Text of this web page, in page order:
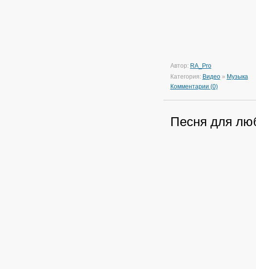
Автор: RA_Pro
Категория: Видео» Музыка
Комментарии (0)
Песня для